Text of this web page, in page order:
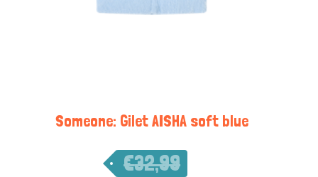
Someone: Gilet AISHA soft blue
€32,99